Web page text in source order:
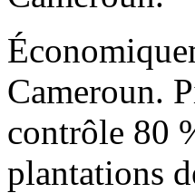
Cameroun.
contrôle 80
plantations